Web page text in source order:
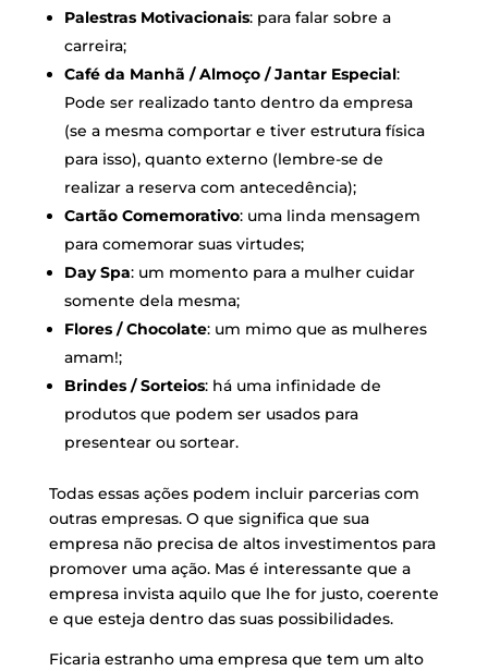
Palestras Motivacionais: para falar sobre a
carreira;
Café da Manhã / Almoço / Jantar Especial:
Pode ser realizado tanto dentro da empresa
(se a mesma comportar e tiver estrutura física
para isso), quanto externo (lembre-se de
realizar a reserva com antecedência);
Cartão Comemorativo: uma linda mensagem
para comemorar suas virtudes;
Day Spa: um momento para a mulher cuidar
somente dela mesma;
Flores / Chocolate: um mimo que as mulheres
amam!;
Brindes / Sorteios: há uma infinidade de
produtos que podem ser usados para
presentear ou sortear.
Todas essas ações podem incluir parcerias com
outras empresas. O que significa que sua
empresa não precisa de altos investimentos para
promover uma ação. Mas é interessante que a
empresa invista aquilo que lhe for justo, coerente
e que esteja dentro das suas possibilidades.
Ficaria estranho uma empresa que tem um alto